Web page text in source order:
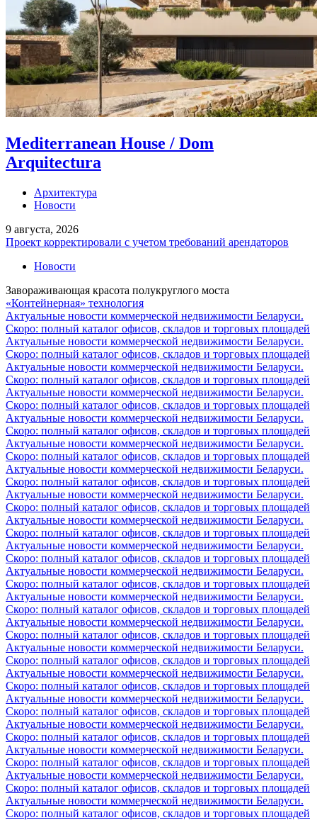
Mediterranean House / Dom
Arquitectura
Архитектура
Новости
9 августа, 2026
Проект корректировали с учетом требований арендаторов
Новости
Завораживающая красота полукруглого моста
«Контейнерная» технология
Актуальные новости коммерческой недвижимости Беларуси.
Скоро: полный каталог офисов, складов и торговых площадей
Актуальные новости коммерческой недвижимости Беларуси.
Скоро: полный каталог офисов, складов и торговых площадей
Актуальные новости коммерческой недвижимости Беларуси.
Скоро: полный каталог офисов, складов и торговых площадей
Актуальные новости коммерческой недвижимости Беларуси.
Скоро: полный каталог офисов, складов и торговых площадей
Актуальные новости коммерческой недвижимости Беларуси.
Скоро: полный каталог офисов, складов и торговых площадей
Актуальные новости коммерческой недвижимости Беларуси.
Скоро: полный каталог офисов, складов и торговых площадей
Актуальные новости коммерческой недвижимости Беларуси.
Скоро: полный каталог офисов, складов и торговых площадей
Актуальные новости коммерческой недвижимости Беларуси.
Скоро: полный каталог офисов, складов и торговых площадей
Актуальные новости коммерческой недвижимости Беларуси.
Скоро: полный каталог офисов, складов и торговых площадей
Актуальные новости коммерческой недвижимости Беларуси.
Скоро: полный каталог офисов, складов и торговых площадей
Актуальные новости коммерческой недвижимости Беларуси.
Скоро: полный каталог офисов, складов и торговых площадей
Актуальные новости коммерческой недвижимости Беларуси.
Скоро: полный каталог офисов, складов и торговых площадей
Актуальные новости коммерческой недвижимости Беларуси.
Скоро: полный каталог офисов, складов и торговых площадей
Актуальные новости коммерческой недвижимости Беларуси.
Скоро: полный каталог офисов, складов и торговых площадей
Актуальные новости коммерческой недвижимости Беларуси.
Скоро: полный каталог офисов, складов и торговых площадей
Актуальные новости коммерческой недвижимости Беларуси.
Скоро: полный каталог офисов, складов и торговых площадей
Актуальные новости коммерческой недвижимости Беларуси.
Скоро: полный каталог офисов, складов и торговых площадей
Актуальные новости коммерческой недвижимости Беларуси.
Скоро: полный каталог офисов, складов и торговых площадей
Актуальные новости коммерческой недвижимости Беларуси.
Скоро: полный каталог офисов, складов и торговых площадей
Актуальные новости коммерческой недвижимости Беларуси.
Скоро: полный каталог офисов, складов и торговых площадей